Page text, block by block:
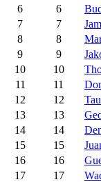
6
6
7
7
8
8
9
9
10
10
11
11
12
12
13
13
14
14
15
15
16
16
17
17